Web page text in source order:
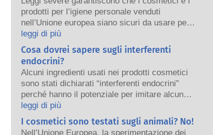
prodotti per l’igiene personale venduti
nell’Unione europea siano sicuri da usare per
le persone. Le aziende e le autorità di
regolamentazione nazionali ed europee
condividono la responsabilità di mantenere
sicuri i prodotti cosmetici.
leggi di più
Cosa dovrei sapere sugli interferenti
endocrini?
Alcuni ingredienti usati nei prodotti cosmetici
sono stati dichiarati “interferenti endocrini”
perché hanno il potenziale per imitare alcune
delle proprietà dei nostri ormoni. Solo perché
qualcosa è potenzialmente in grado di imitare
un ormone, non significa che interferirà
leggi di più
I cosmetici sono testati sugli animali? No!
Nell’Unione Europea, la sperimentazione dei